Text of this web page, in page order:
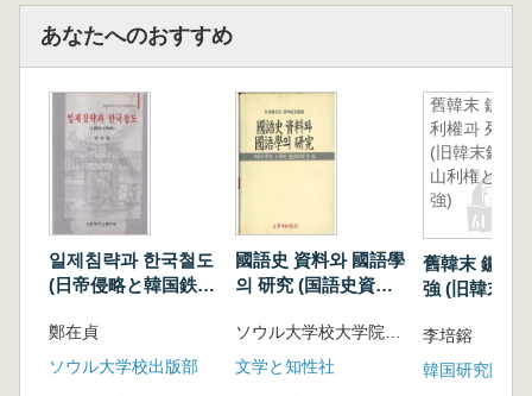
あなたへのおすすめ
일제침략과 한국철도
(日帝侵略と韓国鉄
鄭在貞
ソウル大学校出版部
國語史 資料와 國語學
의 研究 (国語史資料
文学と知性社
舊韓末 鑛山
利權과 列強
(旧韓末鉱
山利権と列
強)
舊韓末 鑛山
強 (旧韓末鉱
李培鎔
韓国研究院